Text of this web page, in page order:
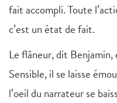
fait accompli. Toute
c’est un état de fait.
Le flâneur, dit
Sensible, il se laisse
l’oeil du narrateur se